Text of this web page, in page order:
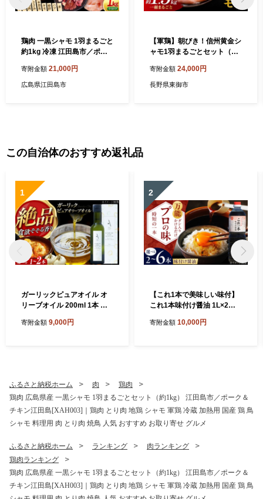
鶏肉 一黒シャモ 1羽まるごと
約1kg 冷凍 江田島市／ポー
｜鶏肉 とり肉 地鶏 シャモ 軍
鶏 冷凍 加熱用 国産 軍鶏肉
寄附金額 21,000円
広島県江田島市
【軍鶏】朝びき！信州黄金シ
ャモ1羽まるごとセット（モ
元、ササミ）合計約1.5kg｜
グランドチャンピオン地鶏
寄附金額 24,000円
長野県東御市
この自治体のおすすめ返礼品
1
ガーリックピュアオイル オ
リーブオイル 200ml 1本 調
ジン エクストラバージン お
人気 高品質 好評 広島県産 江
田島市/リベラグループ株式
会社 [XAJ083]
寄附金額 9,000円
2
【これ1本で美味しい味付】
これ1本味付け醤油 1L×2本
ょう油 しょうゆ お醤油 セッ
質 好評 広島県産 江田島市/濱
口醤油 [XAA009]
寄附金額 10,000円
ふるさと納税ホーム 肉
鶏肉
鶏肉 広島県産 一黒シャモ 1羽まるごとセット（約1kg） 江田島市／ポーク＆
チキン江田島[XAH003]｜鶏肉 とり肉 地鶏 シャモ 軍鶏 冷蔵 加熱用 国産 鶏 鳥
シャモ 料理用 肉 とり肉 焼鳥 人気 おすすめ お取り寄せ グルメ
ふるさと納税ホーム ランキング
肉ランキング
鶏肉ランキング
鶏肉 広島県産 一黒シャモ 1羽まるごとセット（約1kg） 江田島市／ポーク＆
チキン江田島[XAH003]｜鶏肉 とり肉 地鶏 シャモ 軍鶏 冷蔵 加熱用 国産 鶏 鳥